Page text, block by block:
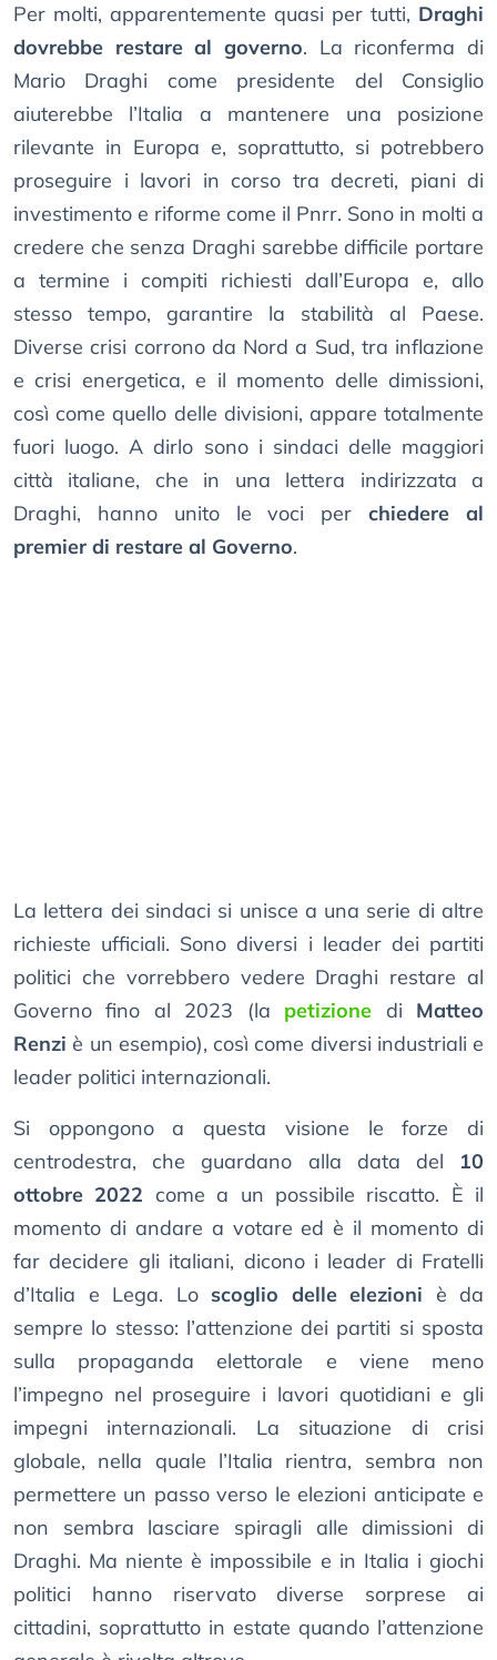
Per molti, apparentemente quasi per tutti, Draghi
dovrebbe restare al governo. La riconferma di
Mario Draghi come presidente del Consiglio
aiuterebbe l’Italia a mantenere una posizione
rilevante in Europa e, soprattutto, si potrebbero
proseguire i lavori in corso tra decreti, piani di
investimento e riforme come il Pnrr. Sono in molti a
credere che senza Draghi sarebbe difficile portare
a termine i compiti richiesti dall’Europa e, allo
stesso tempo, garantire la stabilità al Paese.
Diverse crisi corrono da Nord a Sud, tra inflazione
e crisi energetica, e il momento delle dimissioni,
così come quello delle divisioni, appare totalmente
fuori luogo. A dirlo sono i sindaci delle maggiori
città italiane, che in una lettera indirizzata a
Draghi, hanno unito le voci perchiedere al
premier di restare al Governo.
La lettera dei sindaci si unisce a una serie di altre
richieste ufficiali. Sono diversi i leader dei partiti
politici che vorrebbero vedere Draghi restare al
Governo fino al 2023 (la petizione di Matteo
Renzi è un esempio), così come diversi industriali e
leader politici internazionali.
Si oppongono a questa visione le forze di
centrodestra, che guardano alla data del 10
ottobre 2022 come a un possibile riscatto. È il
momento di andare a votare ed è il momento di
far decidere gli italiani, dicono i leader di Fratelli
d’Italia e Lega. Lo scoglio delle elezioni è da
sempre lo stesso: l’attenzione dei partiti si sposta
sulla propaganda elettorale e viene meno
l’impegno nel proseguire i lavori quotidiani e gli
impegni internazionali. La situazione di crisi
globale, nella quale l’Italia rientra, sembra non
permettere un passo verso le elezioni anticipate e
non sembra lasciare spiragli alle dimissioni di
Draghi. Ma niente è impossibile e in Italia i giochi
politici hanno riservato diverse sorprese ai
cittadini, soprattutto in estate quando l’attenzione